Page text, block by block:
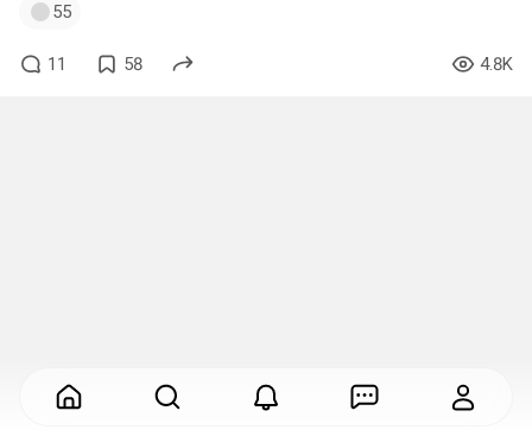
55
11 58 4.8K